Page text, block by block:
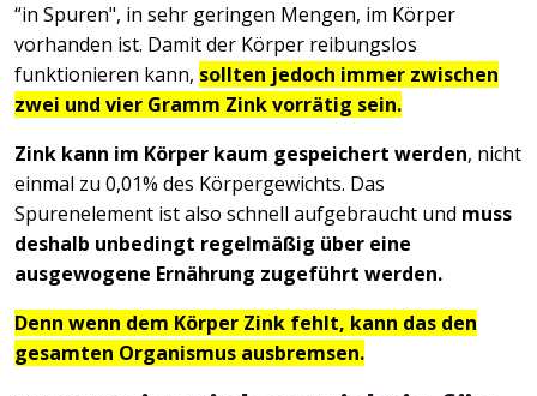
“in Spuren", in sehr geringen Mengen, im Körper
vorhanden ist. Damit der Körper reibungslos
funktionieren kann, sollten jedoch immer zwischen
zwei und vier Gramm Zink vorrätig sein.
Zink kann im Körper kaum gespeichert werden, nicht
einmal zu 0,01% des Körpergewichts. Das
Spurenelement ist also schnell aufgebraucht und muss
deshalb unbedingt regelmäßig über eine
ausgewogene Ernährung zugeführt werden.
Denn wenn dem Körper Zink fehlt, kann das den
gesamten Organismus ausbremsen.